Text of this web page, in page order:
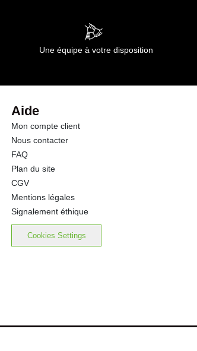
Une équipe à votre disposition
Aide
Mon compte client
Nous contacter
FAQ
Plan du site
CGV
Mentions légales
Signalement éthique
Cookies Settings